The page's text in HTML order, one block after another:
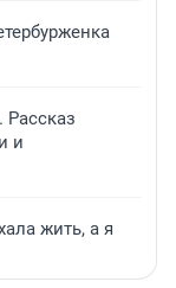
Рассказ
и
жить, а я